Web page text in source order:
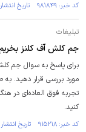
کد خبر: ۹۸۱۸۴۹ تاریخ انتشار : ۱۴۰۴/۰۱/۲۵
تبلیغات
جم کلش آف کلنز
برای پاسخ به سوال جم
مورد بررسی قرار دهید.
تجربه فوق العاده‌ای در
کنید.
کد خبر: ۹۱۵۲۱۸ تاریخ انتشار : ۱۴۰۳/۰۳/۳۰